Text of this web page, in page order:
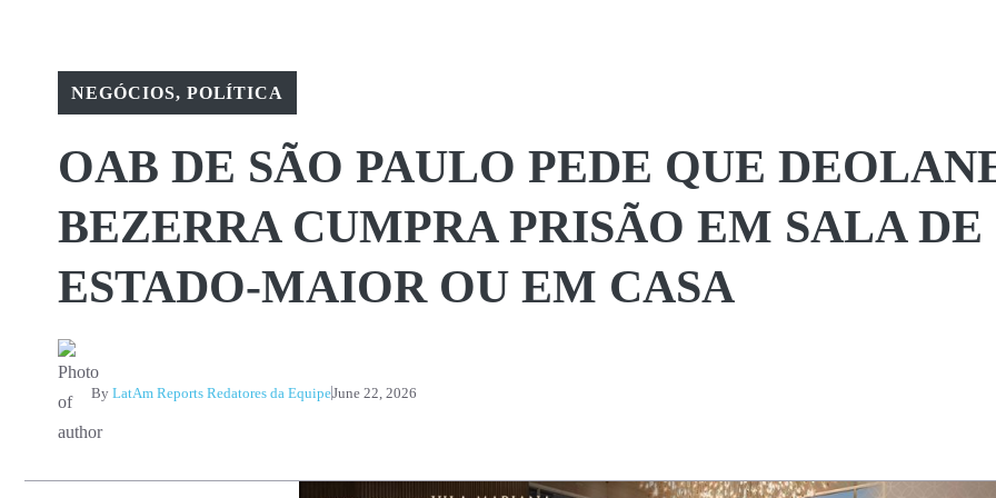
NEGÓCIOS, POLÍTICA
OAB DE SÃO PAULO PEDE QUE
BEZERRA CUMPRA PRISÃO EM SALA DE
ESTADO-MAIOR OU EM CASA
By LatAm Reports Redatores da EquipeJune 22, 2026